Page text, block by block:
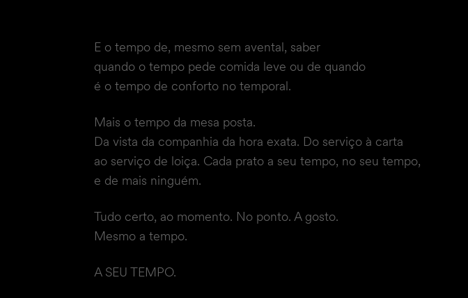
E o tempo de, mesmo sem avental, saber
quando o tempo pede comida leve ou de quando
é o tempo de conforto no temporal.
Mais o tempo da mesa posta.
Da vista da companhia da hora exata. Do serviço à carta
ao serviço de loiça. Cada prato a seu tempo, no seu tempo,
e de mais ninguém.
Tudo certo, ao momento. No ponto. A gosto.
Mesmo a tempo.
A SEU TEMPO.